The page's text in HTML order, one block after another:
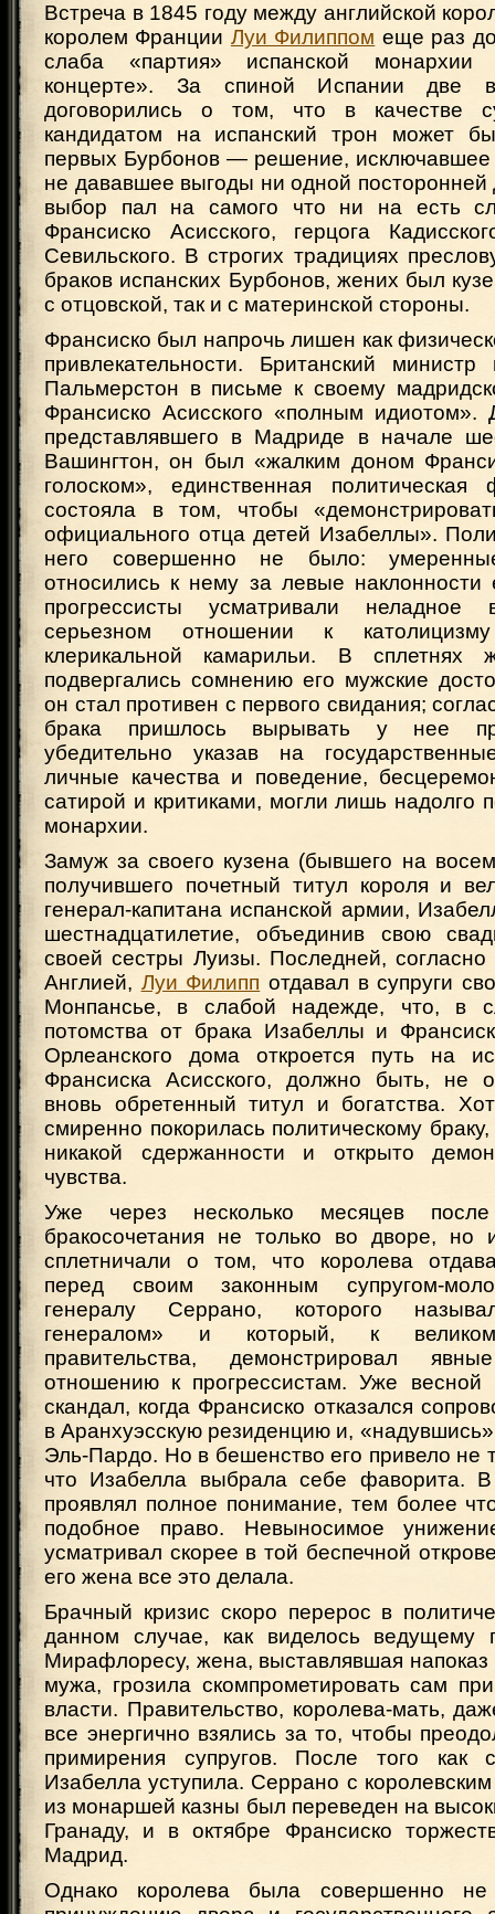
Встреча в 1845 году между английской
королем Франции Луи Филиппом еще раз
слаба «партия» испанской монархии
концерте». За спиной Испании две
договорились о том, что в качестве
кандидатом на испанский трон может
первых Бурбонов — решение, исключавшее
не дававшее выгоды ни одной
выбор пал на самого что ни на есть
Франсиско Асисского, герцога
Севильского. В строгих традициях
браков испанских Бурбонов, жених был
с отцовской, так и с материнской стороны.
Франсиско был напрочь лишен как
привлекательности. Британский
Пальмерстон в письме к своему
Франсиско Асисского «полным
представлявшего в Мадриде в начале
Вашингтон, он был «жалким доном
голоском», единственная политическая
состояла в том, чтобы
официального отца детей Изабеллы».
него совершенно не было:
относились к нему за левые наклонности
прогрессисты усматривали
серьезном отношении к
клерикальной камарильи. В
подвергались сомнению его мужские
он стал противен с первого свидания;
брака пришлось вырывать у нее
убедительно указав на
личные качества и поведение,
сатирой и критиками, могли лишь надолго
монархии.
Замуж за своего кузена (бывшего на
получившего почетный титул короля и
генерал-капитана испанской армии,
шестнадцатилетие, объединив свою
своей сестры Луизы. Последней, согласно
Англией, Луи Филипп отдавал в супруги
Монпансье, в слабой надежде, что, в
потомства от брака Изабеллы и
Орлеанского дома откроется путь на
Франсиска Асисского, должно быть, не
вновь обретенный титул и богатства.
смиренно покорилась политическому
никакой сдержанности и открыто
чувства.
Уже через несколько месяцев после
бракосочетания не только во дворе, но
сплетничали о том, что королева
перед своим законным супругом-
генералу Серрано, которого
генералом» и который, к
правительства, демонстрировал
отношению к прогрессистам. Уже весной
скандал, когда Франсиско отказался
в Аранхуэсскую резиденцию и,
Эль-Пардо. Но в бешенство его привело не
что Изабелла выбрала себе фаворита.
проявлял полное понимание, тем более
подобное право. Невыносимое
усматривал скорее в той беспечной
его жена все это делала.
Брачный кризис скоро перерос в
данном случае, как виделось ведущему
Мирафлоресу, жена, выставлявшая напоказ
мужа, грозила скомпрометировать сам
власти. Правительство, королева-мать,
все энергично взялись за то, чтобы
примирения супругов. После того как
Изабелла уступила. Серрано с
из монаршей казны был переведен на
Гранаду, и в октябре Франсиско
Мадрид.
Однако королева была совершенно не